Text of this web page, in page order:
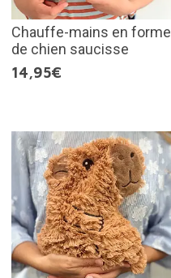
Chauffe-mains en forme
de chien saucisse
14,95€